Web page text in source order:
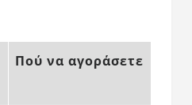
Πού να αγοράσετε